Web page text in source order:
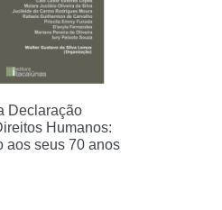
Declaração
Humanos:
aos seus 70 anos